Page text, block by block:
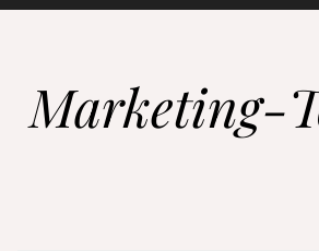
Marketing-